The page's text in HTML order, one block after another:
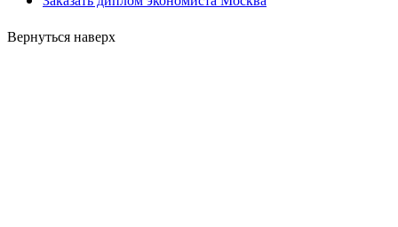
Вернуться наверх